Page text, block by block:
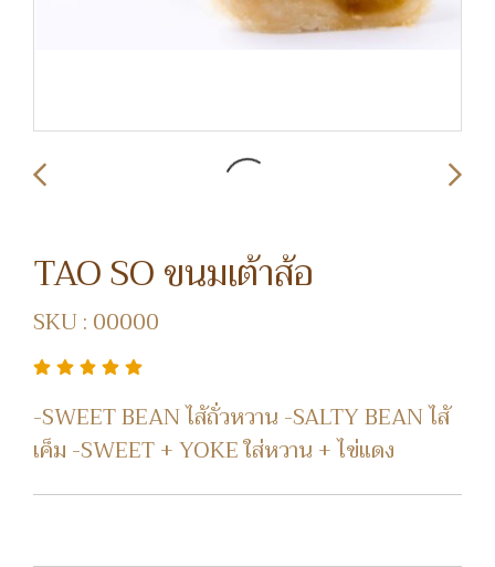
TAO SO ขนมเต้าส้อ
SKU : 00000
-SWEET BEAN ไส้ถั่วหวาน -SALTY BEAN ไส้
เค็ม -SWEET + YOKE ใส่หวาน + ไข่แดง